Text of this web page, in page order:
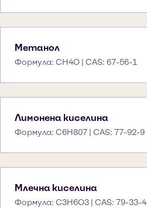
Метанол
Формула: CH4O | CAS: 67-56-1
Лимонена киселина
Формула: C6H807 | CAS: 77-92-9
Млечна киселина
Формула: C3H6O3 | CAS: 79-33-4